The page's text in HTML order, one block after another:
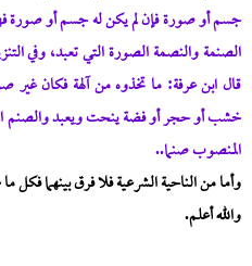
جسم أو صورة فإن لم يكن له جسم أو صورة
الصنمة والنصمة الصورة التي تعبد، وفي
قال ابن عرفة: ما تخذوه من آلهة فكان
خشب أو حجر أو فضة ينحت ويعبد والصنم
المنصوب صنما..
وأما من الناحية الشرعية فلا فرق بينهما
والله أعلم.